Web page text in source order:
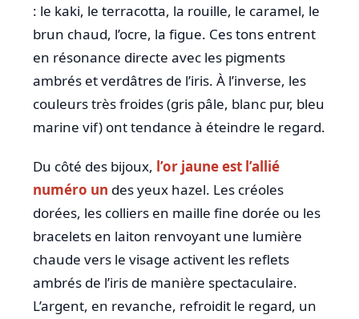
: le kaki, le terracotta, la rouille, le caramel, le
brun chaud, l’ocre, la figue. Ces tons entrent
en résonance directe avec les pigments
ambrés et verdâtres de l’iris. À l’inverse, les
couleurs très froides (gris pâle, blanc pur, bleu
marine vif) ont tendance à éteindre le regard.
Du côté des bijoux, l’or jaune est l’allié
numéro un des yeux hazel. Les créoles
dorées, les colliers en maille fine dorée ou les
bracelets en laiton renvoyant une lumière
chaude vers le visage activent les reflets
ambrés de l’iris de manière spectaculaire.
L’argent, en revanche, refroidit le regard, un